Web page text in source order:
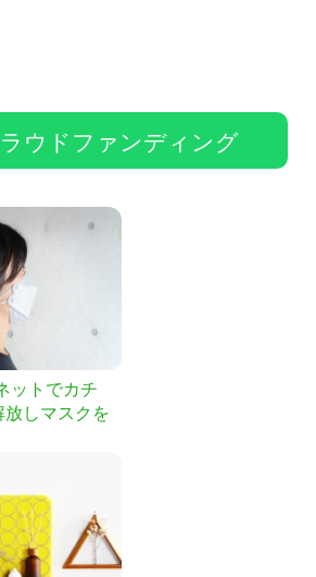
ウドファンディング
ットでカチ
放しマスクを